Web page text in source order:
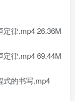
律.mp4 26.36M
律.mp4 69.44M
的书写.mp4